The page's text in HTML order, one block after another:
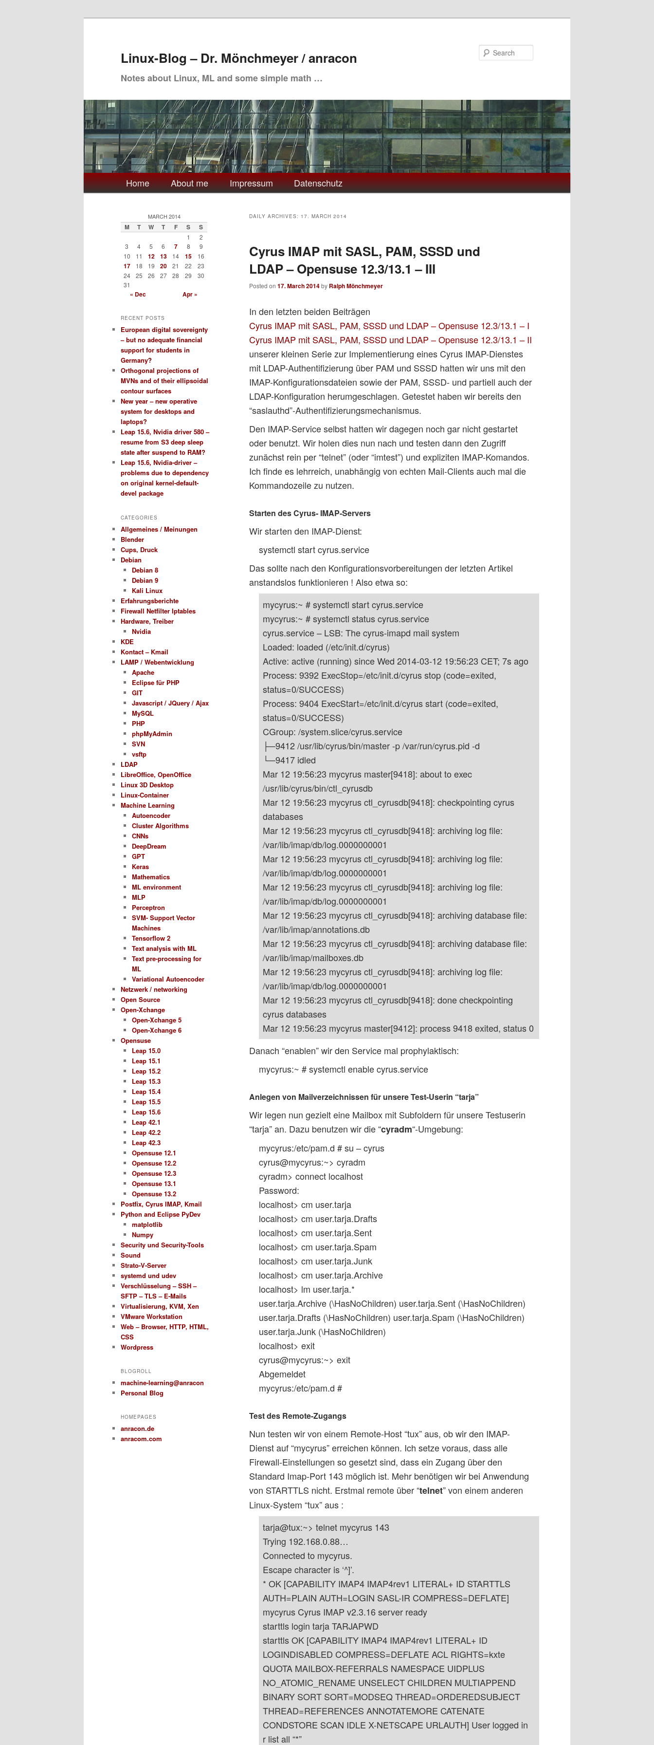
Linux-Blog – Dr. Mönchmeyer / anracon
Notes about Linux, ML and some simple math …
Main
menu
Home About me Impressum Datenschutz
DAILY ARCHIVES: 17. MARCH 2014
Cyrus IMAP mit SASL, PAM, SSSD und
LDAP – Opensuse 12.3/13.1 – III
Posted on 17. March 2014by Ralph Mönchmeyer
In den letzten beiden Beiträgen
Cyrus IMAP mit SASL, PAM, SSSD und LDAP – Opensuse 12.3/13.1 – I
Cyrus IMAP mit SASL, PAM, SSSD und LDAP – Opensuse 12.3/13.1 – II
unserer kleinen Serie zur Implementierung eines Cyrus IMAP-Dienstes
mit LDAP-Authentifizierung über PAM und SSSD hatten wir uns mit den
IMAP-Konfigurationsdateien sowie der PAM, SSSD- und partiell auch der
LDAP-Konfiguration herumgeschlagen. Getestet haben wir bereits den
“saslauthd”-Authentifizierungsmechanismus.
Den IMAP-Service selbst hatten wir dagegen noch gar nicht gestartet
oder benutzt. Wir holen dies nun nach und testen dann den Zugriff
zunächst rein per “telnet” (oder “imtest”) und expliziten IMAP-Komandos.
Ich finde es lehrreich, unabhängig von echten Mail-Clients auch mal die
Kommandozeile zu nutzen.
Starten des Cyrus- IMAP-Servers
Wir starten den IMAP-Dienst:
systemctl start cyrus.service
Das sollte nach den Konfigurationsvorbereitungen der letzten Artikel
anstandslos funktionieren ! Also etwa so:
mycyrus:~ # systemctl start cyrus.service
mycyrus:~ # systemctl status cyrus.service
cyrus.service – LSB: The cyrus-imapd mail system
Loaded: loaded (/etc/init.d/cyrus)
Active: active (running) since Wed 2014-03-12 19:56:23 CET; 7s ago
Process: 9392 ExecStop=/etc/init.d/cyrus stop (code=exited,
status=0/SUCCESS)
Process: 9404 ExecStart=/etc/init.d/cyrus start (code=exited,
status=0/SUCCESS)
CGroup: /system.slice/cyrus.service
├─9412 /usr/lib/cyrus/bin/master -p /var/run/cyrus.pid -d
└─9417 idled
Mar 12 19:56:23 mycyrus master[9418]: about to exec
/usr/lib/cyrus/bin/ctl_cyrusdb
Mar 12 19:56:23 mycyrus ctl_cyrusdb[9418]: checkpointing cyrus
databases
Mar 12 19:56:23 mycyrus ctl_cyrusdb[9418]: archiving log file:
/var/lib/imap/db/log.0000000001
Mar 12 19:56:23 mycyrus ctl_cyrusdb[9418]: archiving log file:
/var/lib/imap/db/log.0000000001
Mar 12 19:56:23 mycyrus ctl_cyrusdb[9418]: archiving log file:
/var/lib/imap/db/log.0000000001
Mar 12 19:56:23 mycyrus ctl_cyrusdb[9418]: archiving database file:
/var/lib/imap/annotations.db
Mar 12 19:56:23 mycyrus ctl_cyrusdb[9418]: archiving database file:
/var/lib/imap/mailboxes.db
Mar 12 19:56:23 mycyrus ctl_cyrusdb[9418]: archiving log file:
/var/lib/imap/db/log.0000000001
Mar 12 19:56:23 mycyrus ctl_cyrusdb[9418]: done checkpointing
cyrus databases
Mar 12 19:56:23 mycyrus master[9412]: process 9418 exited, status 0
Danach “enablen” wir den Service mal prophylaktisch:
mycyrus:~ # systemctl enable cyrus.service
Anlegen von Mailverzeichnissen für unsere Test-Userin “tarja”
Wir legen nun gezielt eine Mailbox mit Subfoldern für unsere Testuserin
“tarja” an. Dazu benutzen wir die “cyradm“-Umgebung:
mycyrus:/etc/pam.d # su – cyrus
cyrus@mycyrus:~> cyradm
cyradm> connect localhost
Password:
localhost> cm user.tarja
localhost> cm user.tarja.Drafts
localhost> cm user.tarja.Sent
localhost> cm user.tarja.Spam
localhost> cm user.tarja.Junk
localhost> cm user.tarja.Archive
localhost> lm user.tarja.*
user.tarja.Archive (\HasNoChildren) user.tarja.Sent (\HasNoChildren)
user.tarja.Drafts (\HasNoChildren) user.tarja.Spam (\HasNoChildren)
user.tarja.Junk (\HasNoChildren)
localhost> exit
cyrus@mycyrus:~> exit
Abgemeldet
mycyrus:/etc/pam.d #
Test des Remote-Zugangs
Nun testen wir von einem Remote-Host “tux” aus, ob wir den IMAP-
Dienst auf “mycyrus” erreichen können. Ich setze voraus, dass alle
Firewall-Einstellungen so gesetzt sind, dass ein Zugang über den
Standard Imap-Port 143 möglich ist. Mehr benötigen wir bei Anwendung
von STARTTLS nicht. Erstmal remote über “telnet” von einem anderen
Linux-System “tux” aus :
tarja@tux:~> telnet mycyrus 143
Trying 192.168.0.88…
Connected to mycyrus.
Escape character is ‘^]’.
* OK [CAPABILITY IMAP4 IMAP4rev1 LITERAL+ ID STARTTLS
AUTH=PLAIN AUTH=LOGIN SASL-IR COMPRESS=DEFLATE]
mycyrus Cyrus IMAP v2.3.16 server ready
starttls login tarja TARJAPWD
starttls OK [CAPABILITY IMAP4 IMAP4rev1 LITERAL+ ID
LOGINDISABLED COMPRESS=DEFLATE ACL RIGHTS=kxte
QUOTA MAILBOX-REFERRALS NAMESPACE UIDPLUS
NO_ATOMIC_RENAME UNSELECT CHILDREN MULTIAPPEND
BINARY SORT SORT=MODSEQ THREAD=ORDEREDSUBJECT
THREAD=REFERENCES ANNOTATEMORE CATENATE
CONDSTORE SCAN IDLE X-NETSCAPE URLAUTH] User logged in
r list all “*”
MARCH 2014
M T W T F S S
1
2
3
4 5 6 7 8
9
10
11 12 13 14 15 16
17 18 19 20 21 22
23
24
25 26 27 28 29
30
31
« Dec Apr »
RECENT POSTS
European digital sovereignty
– but no adequate financial
support for students in
Germany?
Orthogonal projections of
MVNs and of their ellipsoidal
contour surfaces
New year – new operative
system for desktops and
laptops?
Leap 15.6, Nvidia driver 580 –
resume from S3 deep sleep
state after suspend to RAM?
Leap 15.6, Nvidia-driver –
problems due to dependency
on original kernel-default-
devel package
CATEGORIES
Allgemeines / Meinungen
Blender
Cups, Druck
Debian
Debian 8
Debian 9
Kali Linux
Erfahrungsberichte
Firewall Netfilter Iptables
Hardware, Treiber
Nvidia
KDE
Kontact – Kmail
LAMP / Webentwicklung
Apache
Eclipse für PHP
GIT
Javascript / JQuery / Ajax
MySQL
PHP
phpMyAdmin
SVN
vsftp
LDAP
LibreOffice, OpenOffice
Linux 3D Desktop
Linux-Container
Machine Learning
Autoencoder
Cluster Algorithms
CNNs
DeepDream
GPT
Keras
Mathematics
ML environment
MLP
Perceptron
SVM- Support Vector
Machines
Tensorflow 2
Text analysis with ML
Text pre-processing for
ML
Variational Autoencoder
Netzwerk / networking
Open Source
Open-Xchange
Open-Xchange 5
Open-Xchange 6
Opensuse
Leap 15.0
Leap 15.1
Leap 15.2
Leap 15.3
Leap 15.4
Leap 15.5
Leap 15.6
Leap 42.1
Leap 42.2
Leap 42.3
Opensuse 12.1
Opensuse 12.2
Opensuse 12.3
Opensuse 13.1
Opensuse 13.2
Postfix, Cyrus IMAP, Kmail
Python and Eclipse PyDev
matplotlib
Numpy
Security und Security-Tools
Sound
Strato-V-Server
systemd und udev
Verschlüsselung – SSH –
SFTP – TLS – E-Mails
Virtualisierung, KVM, Xen
VMware Workstation
Web – Browser, HTTP, HTML,
CSS
Wordpress
BLOGROLL
machine-learning@anracon
Personal Blog
HOMEPAGES
anracon.de
anracom.com